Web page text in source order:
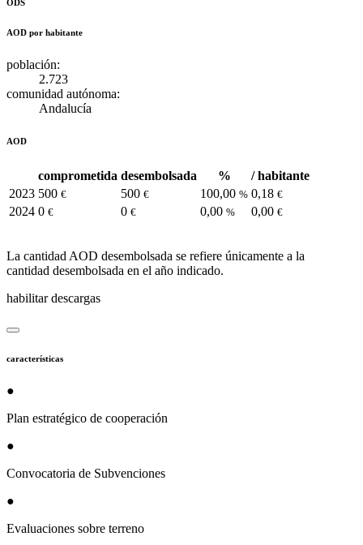
ODS
AOD por habitante
población:
2.723
comunidad autónoma:
Andalucía
AOD
comprometida desembolsada %
/ habitante
2023 500 € 500 € 100,00 % 0,18 €
2024 0 € 0 € 0,00 % 0,00 €
La cantidad AOD desembolsada se refiere únicamente a la
cantidad desembolsada en el año indicado.
habilitar descargas
características
●
Plan estratégico de cooperación
●
Convocatoria de Subvenciones
●
Evaluaciones sobre terreno